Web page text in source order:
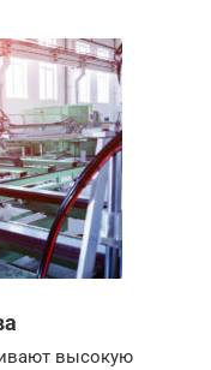
высокую